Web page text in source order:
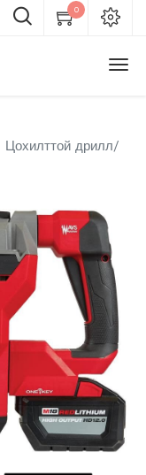
0
Цохилттой дрилл/